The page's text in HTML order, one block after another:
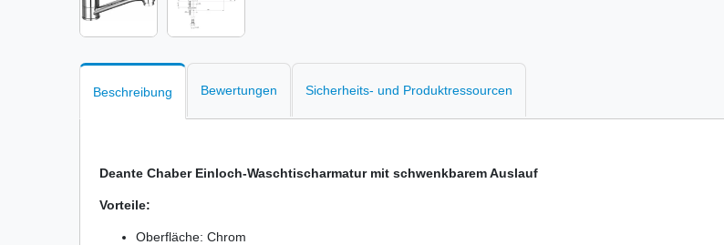
Beschreibung Bewertungen Sicherheits- und Produktressourcen
Deante Chaber Einloch-Waschtischarmatur mit schwenkbarem Auslauf
Vorteile:
Oberfläche: Chrom